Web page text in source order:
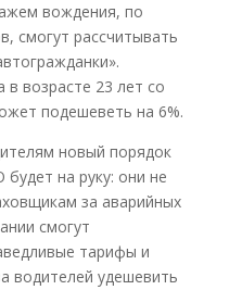
вождения, по
смогут рассчитывать
возрасте 23 лет со
подешеветь на 6%.
новый порядок
на руку: они не
за аварийных
смогут
тарифы и
водителей удешевить